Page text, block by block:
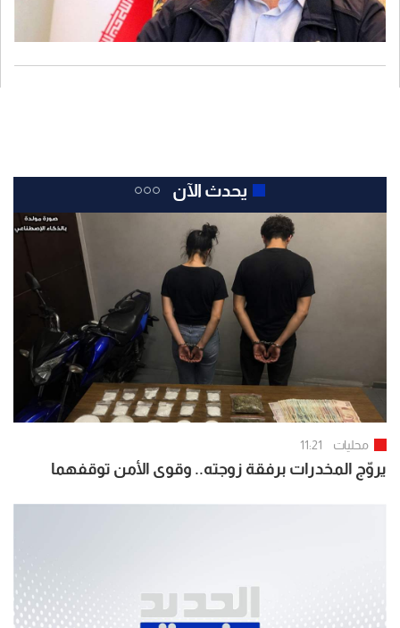
يحدث الآن
محليات 11:21
يروّج المخدرات برفقة زوجته.. وقوى الأمن توقفهما